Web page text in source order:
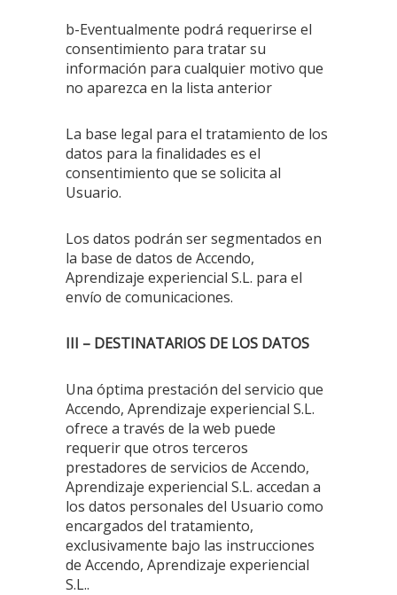
b-Eventualmente podrá requerirse el
consentimiento para tratar su
información para cualquier motivo que
no aparezca en la lista anterior
La base legal para el tratamiento de los
datos para la finalidades es el
consentimiento que se solicita al
Usuario.
Los datos podrán ser segmentados en
la base de datos de Accendo,
Aprendizaje experiencial S.L. para el
envío de comunicaciones.
III – DESTINATARIOS DE LOS DATOS
Una óptima prestación del servicio que
Accendo, Aprendizaje experiencial S.L.
ofrece a través de la web puede
requerir que otros terceros
prestadores de servicios de Accendo,
Aprendizaje experiencial S.L. accedan a
los datos personales del Usuario como
encargados del tratamiento,
exclusivamente bajo las instrucciones
de Accendo, Aprendizaje experiencial
S.L..